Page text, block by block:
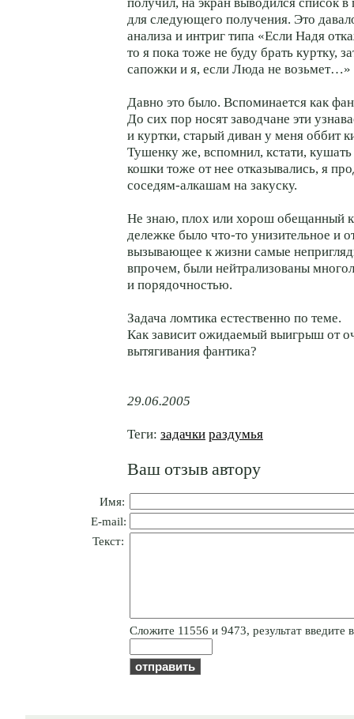
получил, на экран выводился список в
для следующего получения. Это
анализа и интриг типа «Если Надя
то я пока тоже не буду брать куртку,
сапожки и я, если Люда не возьмет…»
Давно это было. Вспоминается как
До сих пор носят заводчане эти
и куртки, старый диван у меня оббит
Тушенку же, вспомнил, кстати,
кошки тоже от нее отказывались, я
соседям-алкашам на закуску.
Не знаю, плох или хорош обещанный
дележке было что-то унизительное и
вызывающее к жизни самые
впрочем, были нейтрализованы
и порядочностью.
Задача ломтика естественно по теме.
Как зависит ожидаемый выигрыш от
вытягивания фантика?
29.06.2005
Теги: задачки раздумья
Ваш отзыв автору
Имя:
E-mail:
Текст:
Cлoжитe 11556 и 9473, результат введите